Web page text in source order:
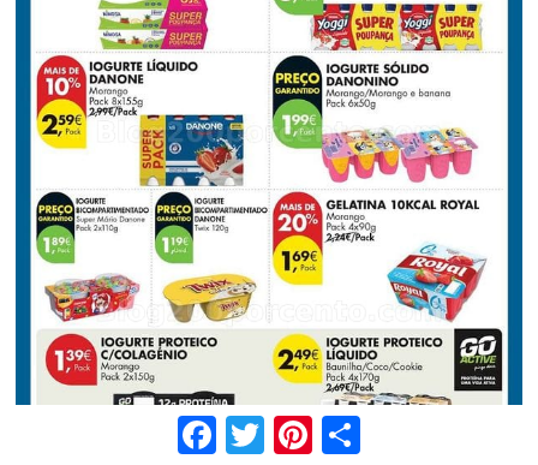
Facebook Twitter Pinterest